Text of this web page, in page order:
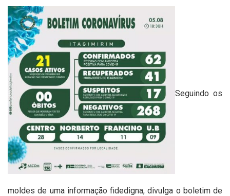
Seguindo os
moldes de uma informação fidedigna, divulga o boletim de